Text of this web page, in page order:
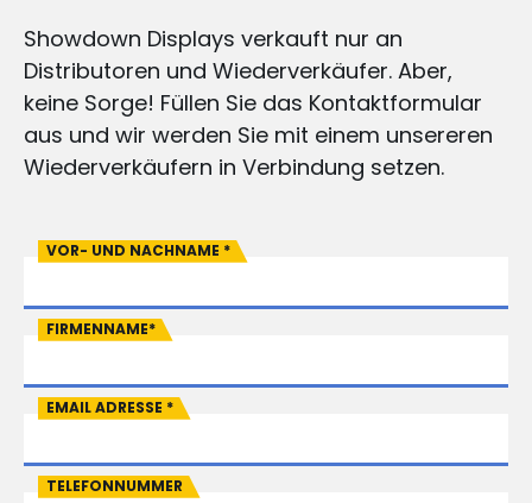
Showdown Displays verkauft nur an
Distributoren und Wiederverkäufer. Aber,
keine Sorge! Füllen Sie das Kontaktformular
aus und wir werden Sie mit einem unsereren
Wiederverkäufern in Verbindung setzen.
VOR- UND NACHNAME *
FIRMENNAME*
EMAIL ADRESSE *
TELEFONNUMMER